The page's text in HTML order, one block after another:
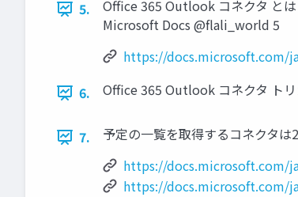
5.
Office 365 Outlook コネクタ と
Microsoft Docs @flali_world 5
https://docs.microsoft.com/
6.
Office 365 Outlook コネクタ ト
7.
予定の一覧を取得するコネクタ
https://docs.microsoft.com/
https://docs.microsoft.com/